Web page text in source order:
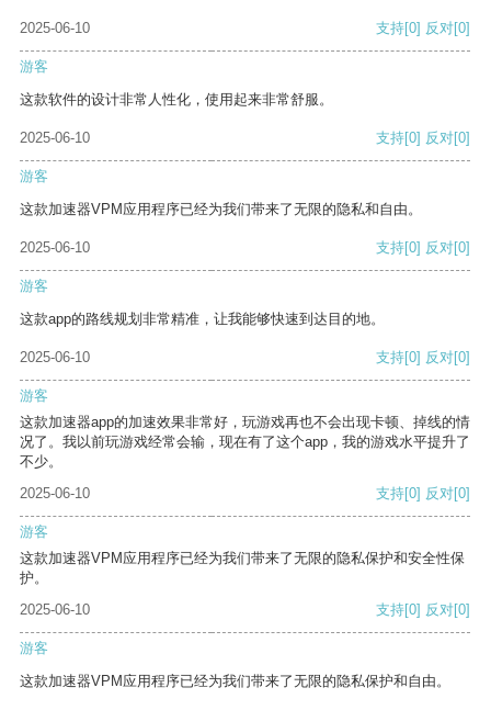
2025-06-10 支持[0] 反对[0]
游客
这款软件的设计非常人性化，使用起来非常舒服。
2025-06-10 支持[0] 反对[0]
游客
这款加速器VPM应用程序已经为我们带来了无限的隐私和自由。
2025-06-10 支持[0] 反对[0]
游客
这款app的路线规划非常精准，让我能够快速到达目的地。
2025-06-10 支持[0] 反对[0]
游客
这款加速器app的加速效果非常好，玩游戏再也不会出现卡顿、掉线的情
况了。我以前玩游戏经常会输，现在有了这个app，我的游戏水平提升了
不少。
2025-06-10
支持[0] 反对[0]
游客
这款加速器VPM应用程序已经为我们带来了无限的隐私保护和安全性保
护。
2025-06-10
支持[0] 反对[0]
游客
这款加速器VPM应用程序已经为我们带来了无限的隐私保护和自由。